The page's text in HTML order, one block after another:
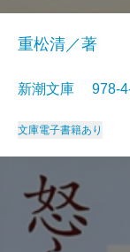
重松清／著
新潮文庫 978-
文庫電子書籍あり